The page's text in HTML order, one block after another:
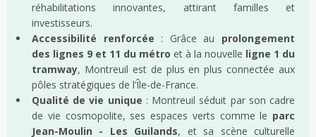
réhabilitations innovantes, attirant familles et
investisseurs.
Accessibilité renforcée : Grâce au prolongement
des lignes 9 et 11 du métro et à la nouvelle ligne 1 du
tramway, Montreuil est de plus en plus connectée aux
pôles stratégiques de l’Île-de-France.
Qualité de vie unique : Montreuil séduit par son cadre
de vie cosmopolite, ses espaces verts comme le parc
Jean-Moulin - Les Guilands, et sa scène culturelle